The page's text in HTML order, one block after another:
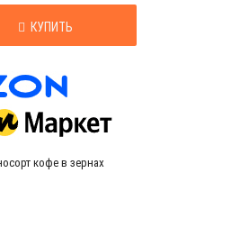
КУПИТЬ
кофе в зернах